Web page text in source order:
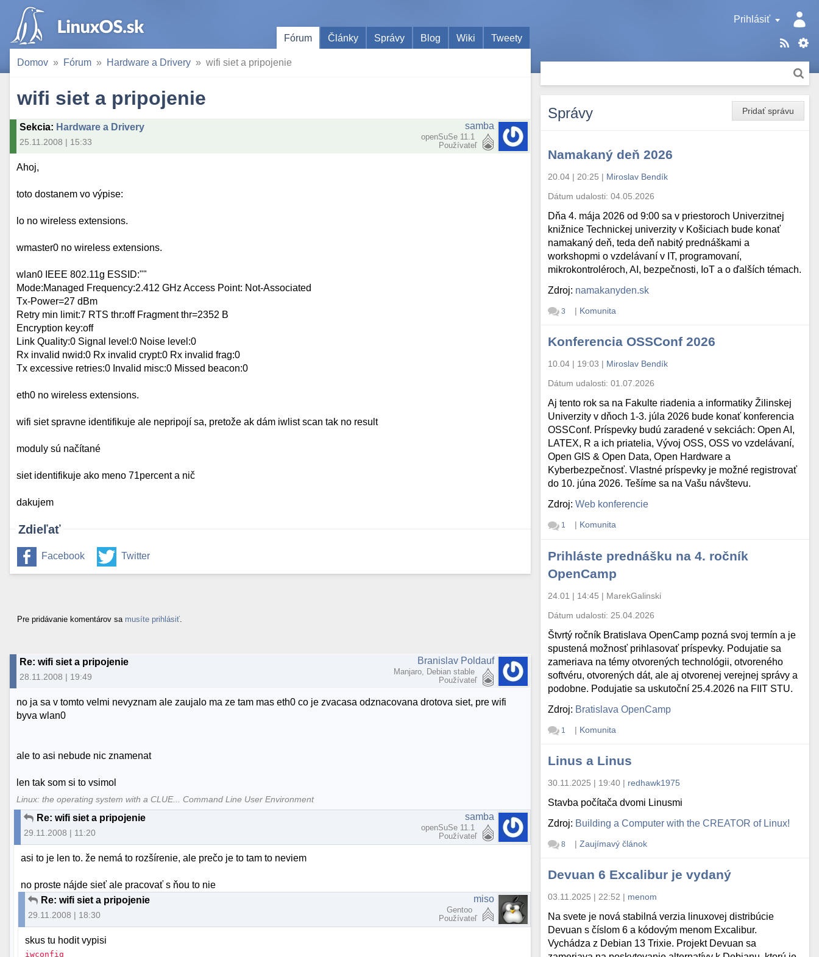
Prihlásiť
Fórum
Články Správy Blog Wiki Tweety
Domov Fórum Hardware a Drivery wifi siet a pripojenie
wifi siet a pripojenie
Sekcia: Hardware a Drivery
25.11.2008 | 15:33
samba
openSuSe 11.1
Používateľ
Ahoj,
toto dostanem vo výpise:
lo no wireless extensions.
wmaster0 no wireless extensions.
wlan0 IEEE 802.11g ESSID:""
Mode:Managed Frequency:2.412 GHz Access Point: Not-Associated
Tx-Power=27 dBm
Retry min limit:7 RTS thr:off Fragment thr=2352 B
Encryption key:off
Link Quality:0 Signal level:0 Noise level:0
Rx invalid nwid:0 Rx invalid crypt:0 Rx invalid frag:0
Tx excessive retries:0 Invalid misc:0 Missed beacon:0
eth0 no wireless extensions.
wifi siet spravne identifikuje ale nepripojí sa, pretože ak dám iwlist scan tak no result
moduly sú načítané
siet identifikuje ako meno 71percent a nič
dakujem
Zdieľať
Facebook Twitter
Pre pridávanie komentárov sa musíte prihlásiť
Re: wifi siet a pripojenie
28.11.2008 | 19:49
Branislav Poldauf
Manjaro, Debian stable
Používateľ
no ja sa v tomto velmi nevyznam ale zaujalo ma ze tam mas eth0 co je zvacasa odznacovana drotova siet, pre wifi
byva wlan0
ale to asi nebude nic znamenat
len tak som si to vsimol
Linux: the operating system with a CLUE... Command Line User Environment
Re: wifi siet a pripojenie
29.11.2008 | 11:20
samba
openSuSe 11.1
Používateľ
asi to je len to. že nemá to rozšírenie, ale prečo je to tam to neviem
no proste nájde sieť ale pracovať s ňou to nie
Re: wifi siet a pripojenie
29.11.2008 | 18:30
miso
Gentoo
Používateľ
skus tu hodit vypisi
iwconfig
Pridať správu
Správy
Namakaný deň 2026
20.04 | 20:25 | Miroslav Bendík
Dátum udalosti:04.05.2026
Dňa 4. mája 2026 od 9:00 sa v priestoroch Univerzitnej
knižnice Technickej univerzity v Košiciach bude konať
namakaný deň, teda deň nabitý prednáškami a
workshopmi o vzdelávaní v IT, programovaní,
mikrokontroléroch, AI, bezpečnosti, IoT a o ďalších témach.
Zdroj: namakanyden.sk
3 | Komunita
Konferencia OSSConf 2026
10.04 | 19:03 | Miroslav Bendík
Dátum udalosti:01.07.2026
Aj tento rok sa na Fakulte riadenia a informatiky Žilinskej
Univerzity v dňoch 1-3. júla 2026 bude konať konferencia
OSSConf. Príspevky budú zaradené v sekciách: Open AI,
LATEX, R a ich priatelia, Vývoj OSS, OSS vo vzdelávaní,
Open GIS & Open Data, Open Hardware a
Kyberbezpečnosť. Vlastné príspevky je možné registrovať
do 10. júna 2026. Tešíme sa na Vašu návštevu.
Zdroj:Web konferencie
1 | Komunita
Prihláste prednášku na 4. ročník
OpenCamp
24.01 | 14:45 | MarekGalinski
Dátum udalosti: 25.04.2026
Štvrtý ročník Bratislava OpenCamp pozná svoj termín a je
spustená možnosť prihlasovať príspevky. Podujatie sa
zameriava na témy otvorených technológii, otvoreného
softvéru, otvorených dát, ale aj otvorenej verejnej správy a
podobne. Podujatie sa uskutoční 25.4.2026 na FIIT STU.
Zdroj: Bratislava OpenCamp
1 | Komunita
Linus a Linus
30.11.2025 | 19:40 | redhawk1975
Stavba počítača dvomi Linusmi
Zdroj: Building a Computer with the CREATOR of Linux!
8 | Zaujímavý článok
Devuan 6 Excalibur je vydaný
03.11.2025 | 22:52 | menom
Na svete je nová stabilná verzia linuxovej distribúcie
Devuan s číslom 6 a kódovým menom Excalibur.
Vychádza z Debian 13 Trixie. Projekt Devuan sa